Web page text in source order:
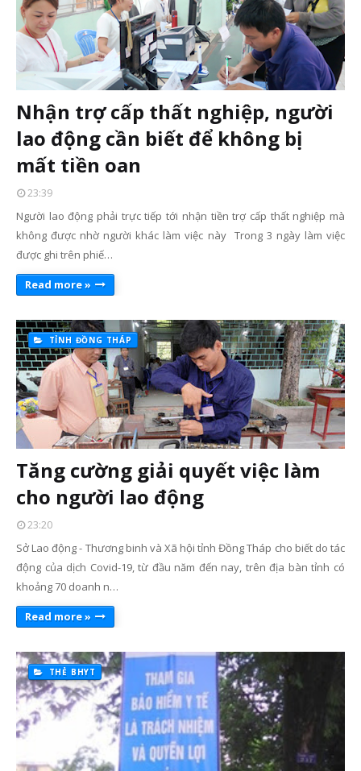
Nhận trợ cấp thất nghiệp, người
lao động cần biết để không bị
mất tiền oan
23:39
Người lao động phải trực tiếp tới nhận tiền trợ cấp thất nghiệp mà
không được nhờ người khác làm việc này Trong 3 ngày làm việc
được ghi trên phiế…
Read more »
TỈNH ĐỒNG THÁP
Tăng cường giải quyết việc làm
cho người lao động
23:20
Sở Lao động - Thương binh và Xã hội tỉnh Đồng Tháp cho biết do tác
động của dịch Covid-19, từ đầu năm đến nay, trên địa bàn tỉnh có
khoảng 70 doanh n…
Read more »
THẺ BHYT